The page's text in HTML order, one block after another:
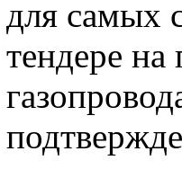
для самых
тендере на